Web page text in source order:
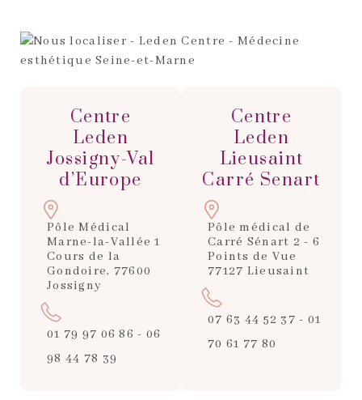
Centre
Leden
Jossigny-Val
d’Europe
Pôle Médical
Marne-la-Vallée 1
Cours de la
Gondoire, 77600
Jossigny
01 79 97 06 86 - 06
98 44 78 39
Centre
Leden
Lieusaint
Carré Senart
Pôle médical de
Carré Sénart 2 - 6
Points de Vue
77127 Lieusaint
07 63 44 52 37 - 01
70 61 77 80